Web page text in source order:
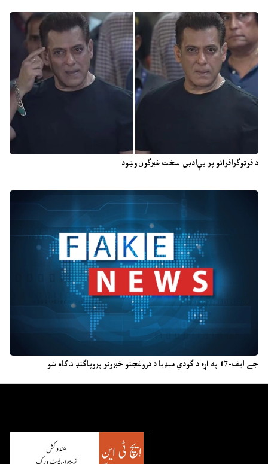
د فوټوګرافرانو پر بې‌ادبۍ سخت غبرګون وښود
جے ایف-17 په اړه د ګودي میډیا د دروغجنو خبرونو پروپاګنډ ناکام شو